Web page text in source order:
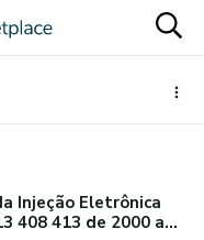
Injeção Eletrônica
408 413 de 2000 a